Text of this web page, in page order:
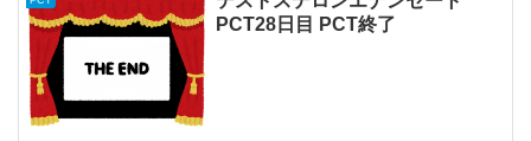
PCT28日目 PCT終了